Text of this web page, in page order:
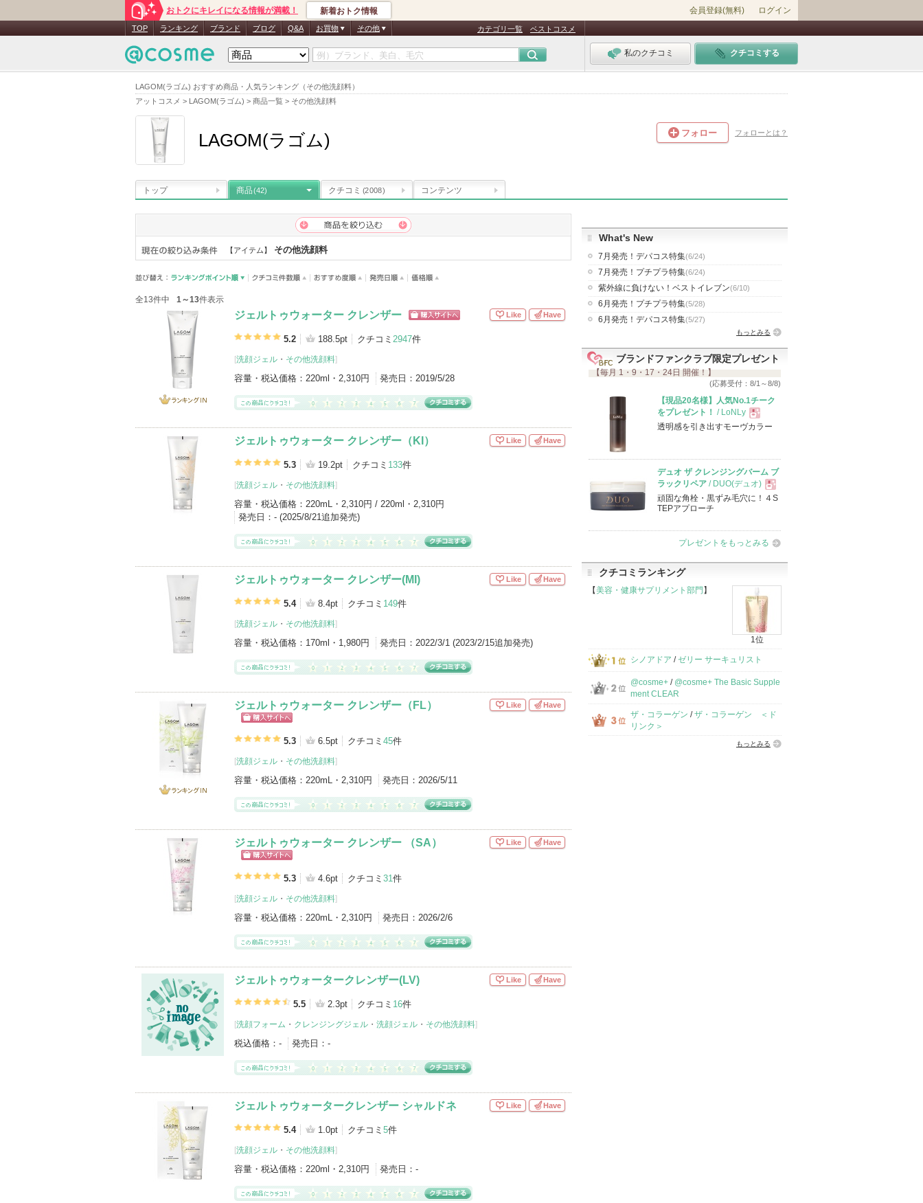
LAGOM(ラゴム) おすすめ商品・人気ランキング（その他洗顔料）
アットコスメ > LAGOM(ラゴム) > 商品一覧 > その他洗顔料
おトクにキレイになる情報が満載！ 新着おトク情報 会員登録(無料) ログイン
TOP ランキング ブランド ブログ Q&A お買物 その他 カテゴリ一覧 ベストコスメ
私のクチコミ クチコミする
LAGOM(ラゴム) フォロー フォローとは？
トップ 商品(42) クチコミ (2008) コンテンツ
【アイテム】 その他洗顔料
全13件中 1～13件表示
ジェルトゥウォーター クレンザー
グサイトへ
5.2 188.5pt クチコミ 2947件
[洗顔ジェル ・ その他洗顔料]
容量・税込価格： 220ml・2,310円 発売日： 2019/5/28
Like Have
ジェルトゥウォーター クレンザー（KI）
5.3 19.2pt クチコミ 133件
[洗顔ジェル ・ その他洗顔料]
容量・税込価格： 220mL・2,310円 / 220ml・2,310円
発売日： - (2025/8/21追加発売)
Like Have
ジェルトゥウォーター クレンザー(MI)
5.4 8.4pt クチコミ 149件
[洗顔ジェル ・ その他洗顔料]
容量・税込価格： 170ml・1,980円 発売日： 2022/3/1 (2023/2/15追加発売)
Like Have
ジェルトゥウォーター クレンザー（FL）
グサイトへ5.3 6.5pt クチコミ 45件
[洗顔ジェル ・ その他洗顔料]
容量・税込価格： 220mL・2,310円 発売日： 2026/5/11
Like Have
ジェルトゥウォーター クレンザー （SA）
グサイトへ5.3 4.6pt クチコミ 31件
[洗顔ジェル ・ その他洗顔料]
容量・税込価格： 220mL・2,310円 発売日： 2026/2/6
Like Have
ジェルトゥウォータークレンザー(LV)
5.5 2.3pt クチコミ 16件
[洗顔フォーム ・ クレンジングジェル ・ 洗顔ジェル ・ その他洗顔料]
税込価格： - 発売日： -
Like Have
ジェルトゥウォータークレンザー シャルドネ
5.4 1.0pt クチコミ 5件
[洗顔ジェル ・ その他洗顔料]
容量・税込価格： 220ml・2,310円 発売日： -
Like Have
What's New
7月発売！デパコス特集(6/24)
7月発売！プチプラ特集(6/24)
紫外線に負けない！ベストイレブン(6/10)
6月発売！プチプラ特集(5/28)
6月発売！デパコス特集(5/27)
もっとみる
ブランドファンクラブ限定プレゼント
【毎月 1・9・17・24日 開催！】
(応募受付：8/1～8/8)
【現品20名様】人気No.1チーク
をプレゼント！
/ LoNLy
現
品
透明感を引き出すモーヴカラー
デュオ ザ クレンジングバーム ブ
ラックリペア / DUO(デュオ)
現
品
頑固な角栓・黒ずみ毛穴に！４S
TEPアプローチ
プレゼントをもっとみる
クチコミランキング
【美容・健康サプリメント部門 】
1位
シノアドア /ゼリー サーキュリスト
@cosme+ / @cosme+ The Basic Supple
ment CLEAR
ザ・コラーゲン /ザ・コラーゲン ＜ド
リンク＞
もっとみる